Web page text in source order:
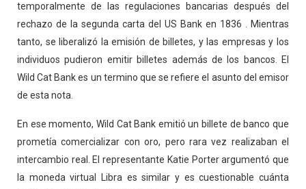
temporalmente de las regulaciones bancarias después del
rechazo de la segunda carta del US Bank en 1836 . Mientras
tanto, se liberalizó la emisión de billetes, y las empresas y los
individuos pudieron emitir billetes además de los bancos. El
Wild Cat Bank es un termino que se refiere el asunto del emisor
de esta nota.
En ese momento, Wild Cat Bank emitió un billete de banco que
prometía comercializar con oro, pero rara vez realizaban el
intercambio real. El representante Katie Porter argumentó que
la moneda virtual Libra es similar y es cuestionable cuánta